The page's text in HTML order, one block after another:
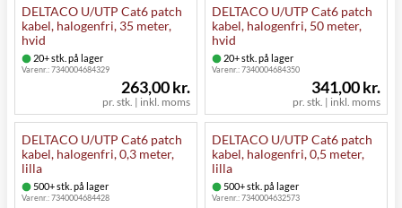
DELTACO U/UTP Cat6 patch
kabel, halogenfri, 35 meter,
hvid
20+ stk. på lager
Varenr.:7340004684329
pr. stk. | inkl. moms
263,00 kr.
DELTACO U/UTP Cat6 patch
kabel, halogenfri, 50 meter,
hvid
20+ stk. på lager
Varenr.:7340004684350
pr. stk. | inkl. moms
341,00 kr.
DELTACO U/UTP Cat6 patch
kabel, halogenfri, 0,3 meter,
lilla
500+ stk. på lager
Varenr.:7340004684428
DELTACO U/UTP Cat6 patch
kabel, halogenfri, 0,5 meter,
lilla
500+ stk. på lager
Varenr.:7340004632573